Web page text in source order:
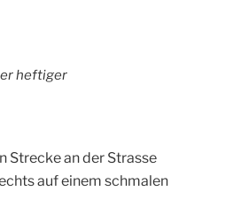
heftiger
Strecke an der Strasse
auf einem schmalen